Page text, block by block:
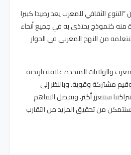
الثقافي للمغرب يعد رصيدا كبيرا
منه كنموذج يحتذى به في جميع أنحاء
لنتعلمه من النهج المغربي في الحوار
والولايات المتحدة علاقة تاريخية
مشتركة وقوية. وبالنظر إلى
ستتعزز أكثر، وبفضل التفاهم
سنتمكن من تحقيق المزيد من التقارب